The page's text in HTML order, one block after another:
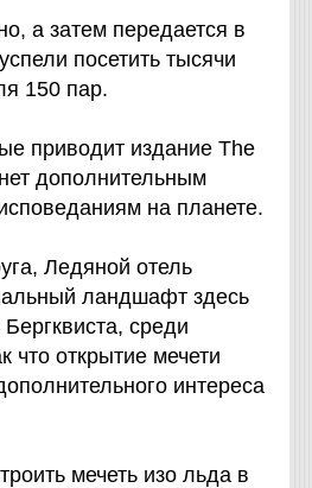
а затем передается в
посетить тысячи
150 пар.
приводит издание The
дополнительным
на планете.
Ледяной отель
ландшафт здесь
среди
что открытие мечети
интереса
мечеть изо льда в